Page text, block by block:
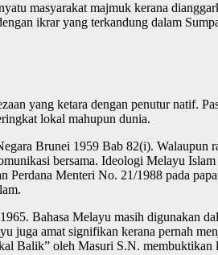
masyarakat majmuk kerana
ikrar yang terkandung dalam
yang ketara dengan penutur natif.
lokal mahupun dunia.
Brunei 1959 Bab 82(i). Walaupun
bersama. Ideologi Melayu
Perdana Menteri No. 21/1988 pada
Bahasa Melayu masih digunakan
juga amat signifikan kerana pernah
Balik” oleh Masuri S.N. membuktikan